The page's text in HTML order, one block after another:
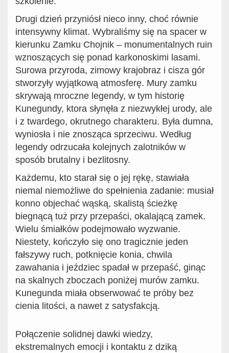
Drugi dzień przyniósł nieco inny, choć równie
intensywny klimat. Wybraliśmy się na spacer w
kierunku Zamku Chojnik – monumentalnych ruin
wznoszących się ponad karkonoskimi lasami.
Surowa przyroda, zimowy krajobraz i cisza gór
stworzyły wyjątkową atmosferę. Mury zamku
skrywają mroczne legendy, w tym historię
Kunegundy, ktora słynęła z niezwykłej urody, ale
i z twardego, okrutnego charakteru. Była dumna,
wyniosła i nie znosząca sprzeciwu. Według
legendy odrzucała kolejnych zalotników w
sposób brutalny i bezlitosny.
Każdemu, kto starał się o jej rękę, stawiała
niemal niemożliwe do spełnienia zadanie: musiał
konno objechać wąską, skalistą ścieżkę
biegnącą tuż przy przepaści, okalającą zamek.
Wielu śmiałków podejmowało wyzwanie.
Niestety, kończyło się ono tragicznie jeden
fałszywy ruch, potknięcie konia, chwila
zawahania i jeździec spadał w przepaść, ginąc
na skalnych zboczach poniżej murów zamku.
Kunegunda miała obserwować te próby bez
cienia litości, a nawet z satysfakcją.
Połączenie solidnej dawki wiedzy,
ekstremalnych emocji i kontaktu z dziką